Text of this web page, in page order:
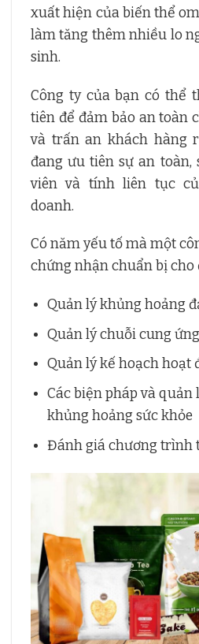
xuất hiện của biến thể
làm tăng thêm nhiều lo
sinh.
Công ty của bạn có thể
tiên để đảm bảo an toàn
và trấn an khách hàng
đang ưu tiên sự an toàn,
viên và tính liên tục
doanh.
Có năm yếu tố mà một
chứng nhận chuẩn bị cho
Quản lý khủng hoảng
Quản lý chuỗi cung ứng
Quản lý kế hoạch hoạt
Các biện pháp và
khủng hoảng sức khỏe
Đánh giá chương trình